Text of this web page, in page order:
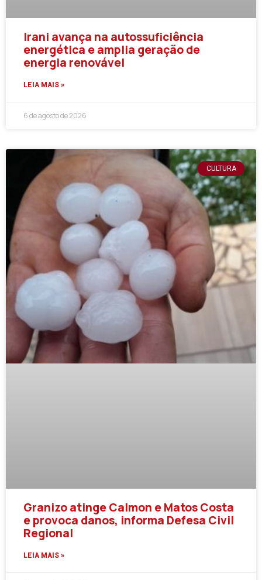
Irani avança na autossuficiência
energética e amplia geração de
energia renovável
LEIA MAIS »
6 de agosto de 2026
CULTURA
Granizo atinge Calmon e Matos Costa
e provoca danos, informa Defesa Civil
Regional
LEIA MAIS »